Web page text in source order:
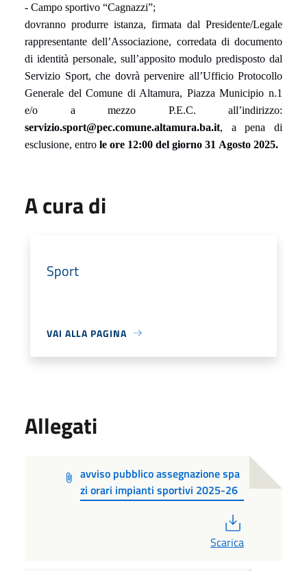
- Campo sportivo “Cagnazzi”;
dovranno produrre istanza, firmata dal Presidente/Legale
rappresentante dell’Associazione, corredata di documento
di identità personale, sull’apposito modulo predisposto dal
Servizio Sport, che dovrà pervenire all’Ufficio Protocollo
Generale del Comune di Altamura, Piazza Municipio n.1
e/o a mezzo P.E.C. all’indirizzo:
servizio.sport@pec.comune.altamura.ba.it, a pena di
esclusione, entro le ore 12:00 del giorno 31 Agosto 2025.
A cura di
Sport
VAI ALLA PAGINA
Allegati
avviso pubblico assegnazione spa
zi orari impianti sportivi 2025-26
Scarica